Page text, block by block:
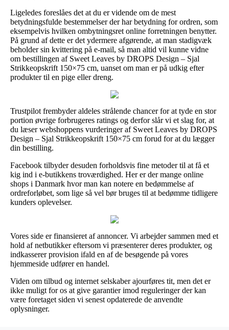
Ligeledes foreslåes det at du er vidende om de mest
betydningsfulde bestemmelser der har betydning for ordren, som
eksempelvis hvilken ombytningsret online forretningen benytter.
På grund af dette er det ydermere afgørende, at man stadigvæk
beholder sin kvittering på e-mail, så man altid vil kunne vidne
om bestillingen af Sweet Leaves by DROPS Design – Sjal
Strikkeopskrift 150×75 cm, uanset om man er på udkig efter
produkter til en pige eller dreng.
Trustpilot frembyder aldeles strålende chancer for at tyde en stor
portion øvrige forbrugeres ratings og derfor slår vi et slag for, at
du læser webshoppens vurderinger af Sweet Leaves by DROPS
Design – Sjal Strikkeopskrift 150×75 cm forud for at du lægger
din bestilling.
Facebook tilbyder desuden forholdsvis fine metoder til at få et
kig ind i e-butikkens troværdighed. Her er der mange online
shops i Danmark hvor man kan notere en bedømmelse af
ordreforløbet, som lige så vel bør bruges til at bedømme tidligere
kunders oplevelser.
Vores side er finansieret af annoncer. Vi arbejder sammen med et
hold af netbutikker eftersom vi præsenterer deres produkter, og
indkasserer provision ifald en af de besøgende på vores
hjemmeside udfører en handel.
Viden om tilbud og internet selskaber ajourføres tit, men det er
ikke muligt for os at give garantier imod reguleringer der kan
være foretaget siden vi senest opdaterede de anvendte
oplysninger.